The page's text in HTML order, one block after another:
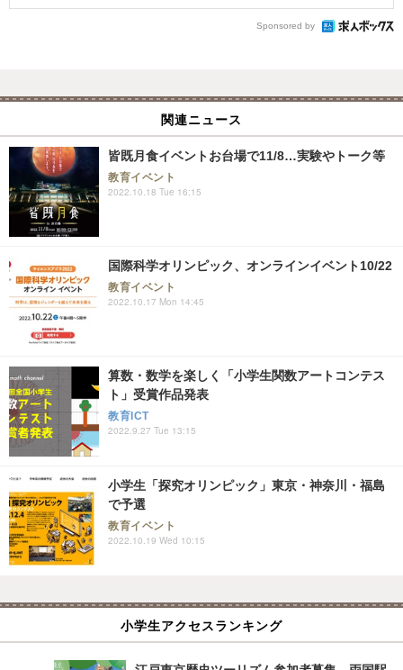
Sponsored by
関連ニュース
皆既月食イベントお台場で11/8…実験やトーク等
教育イベント
2022.10.18 Tue 16:15
国際科学オリンピック、オンラインイベント10/22
教育イベント
2022.10.17 Mon 14:45
算数・数学を楽しく「小学生関数アートコンテス
ト」受賞作品発表
教育ICT
2022.9.27 Tue 13:15
小学生「探究オリンピック」東京・神奈川・福島
で予選
教育イベント
2022.10.19 Wed 10:15
小学生アクセスランキング